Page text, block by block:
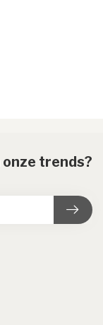
onze trends?